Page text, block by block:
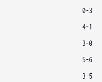
0-3
4-1
3-0
5-6
3-5